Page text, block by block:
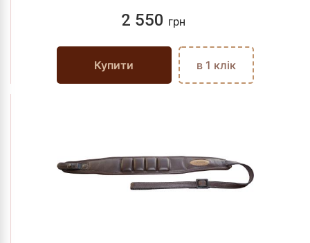
2 550 грн
Купити в 1 клік